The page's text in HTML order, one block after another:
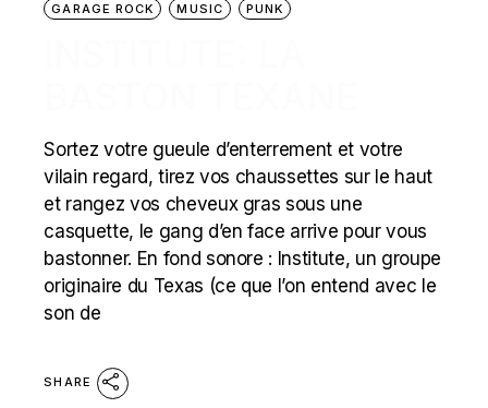
GARAGE ROCK
MUSIC PUNK
Sortez votre gueule d’enterrement et votre
vilain regard, tirez vos chaussettes sur le haut
et rangez vos cheveux gras sous une
casquette, le gang d’en face arrive pour vous
bastonner. En fond sonore : Institute, un groupe
originaire du Texas (ce que l’on entend avec le
son de
SHARE